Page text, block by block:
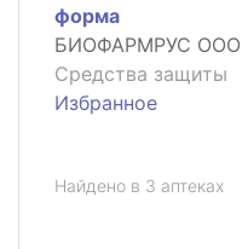
форма
БИОФАРМРУС ООО
Средства защиты
Избранное
Найдено в 3 аптеках